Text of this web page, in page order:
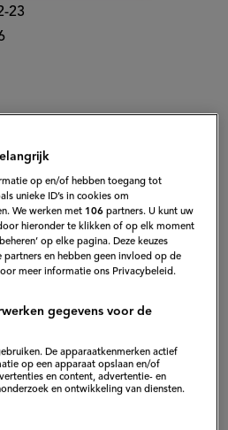
23
op en/of hebben toegang tot
unieke ID’s in cookies om
We werken met 106 partners. U kunt uw
hieronder te klikken of op elk moment
op elke pagina. Deze keuzes
en hebben geen invloed op de
meer informatie ons Privacybeleid.
gegevens voor de
De apparaatkenmerken actief
op een apparaat opslaan en/of
en content, advertentie- en
en ontwikkeling van diensten.